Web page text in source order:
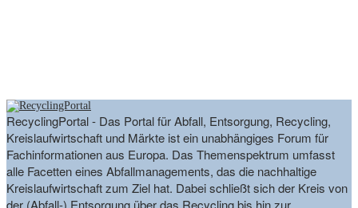
RecyclingPortal - Das Portal für Abfall, Entsorgung, Recycling,
Kreislaufwirtschaft und Märkte ist ein unabhängiges Forum für
Fachinformationen aus Europa. Das Themenspektrum umfasst
alle Facetten eines Abfallmanagements, das die nachhaltige
Kreislaufwirtschaft zum Ziel hat. Dabei schließt sich der Kreis von
der (Abfall-) Entsorgung über das Recycling bis hin zur